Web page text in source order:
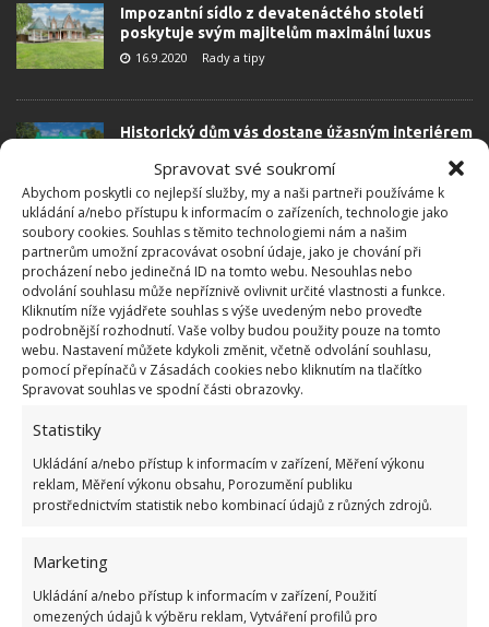
Spravovat své soukromí
Abychom poskytli co nejlepší služby, my a naši partneři používáme k
ukládání a/nebo přístupu k informacím o zařízeních, technologie jako
soubory cookies. Souhlas s těmito technologiemi nám a našim
partnerům umožní zpracovávat osobní údaje, jako je chování při
procházení nebo jedinečná ID na tomto webu. Nesouhlas nebo
odvolání souhlasu může nepříznivě ovlivnit určité vlastnosti a funkce.
Kliknutím níže vyjádřete souhlas s výše uvedeným nebo proveďte
podrobnější rozhodnutí. Vaše volby budou použity pouze na tomto
webu. Nastavení můžete kdykoli změnit, včetně odvolání souhlasu,
pomocí přepínačů v Zásadách cookies nebo kliknutím na tlačítko
Spravovat souhlas ve spodní části obrazovky.
Statistiky
Ukládání a/nebo přístup k informacím v zařízení, Měření výkonu
reklam, Měření výkonu obsahu, Porozumění publiku
prostřednictvím statistik nebo kombinací údajů z různých zdrojů.
Marketing
Ukládání a/nebo přístup k informacím v zařízení, Použití
omezených údajů k výběru reklam, Vytváření profilů pro
Impozantní sídlo z devatenáctého století
poskytuje svým majitelům maximální luxus
16.9.2020 Rady a tipy
Historický dům vás dostane úžasným interiérem
15.9.2020 Rady a tipy
Moderní bydlení: Luxusní dům uprostřed
panenské přírody si každý zamiluje
11.9.2020 Rady a tipy
1 2 … 8 »
OBLÍBENÉ ČLÁNKY